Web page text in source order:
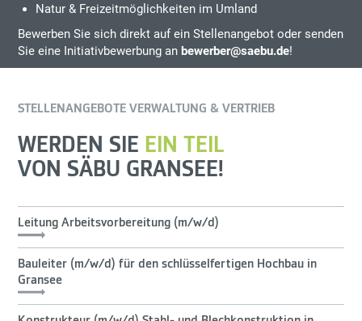
Natur & Freizeitmöglichkeiten im Umland
Bewerben Sie sich direkt auf ein Stellenangebot oder senden
Sie eine Initiativbewerbung an bewerber@saebu.de!
STELLENANGEBOTE VERWALTUNG & VERTRIEB
WERDEN SIE EIN TEIL
VON SÄBU GRANSEE!
Leitung Arbeitsvorbereitung (m/w/d)
Bauleiter (m/w/d) für den schlüsselfertigen Hochbau in
Gransee